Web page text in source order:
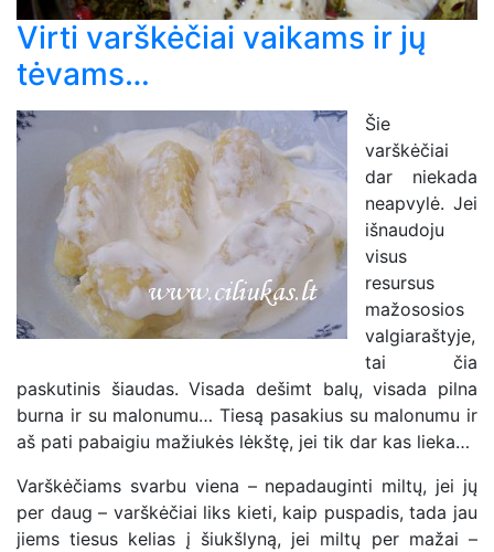
Virti varškėčiai vaikams ir jų
tėvams…
Šie
varškėčiai
dar niekada
neapvylė. Jei
išnaudoju
visus
resursus
mažososios
valgiaraštyje,
tai čia
paskutinis šiaudas. Visada dešimt balų, visada pilna
burna ir su malonumu… Tiesą pasakius su malonumu ir
aš pati pabaigiu mažiukės lėkštę, jei tik dar kas lieka…
Varškėčiams svarbu viena – nepadauginti miltų, jei jų
per daug – varškėčiai liks kieti, kaip puspadis, tada jau
jiems tiesus kelias į šiukšlyną, jei miltų per mažai –